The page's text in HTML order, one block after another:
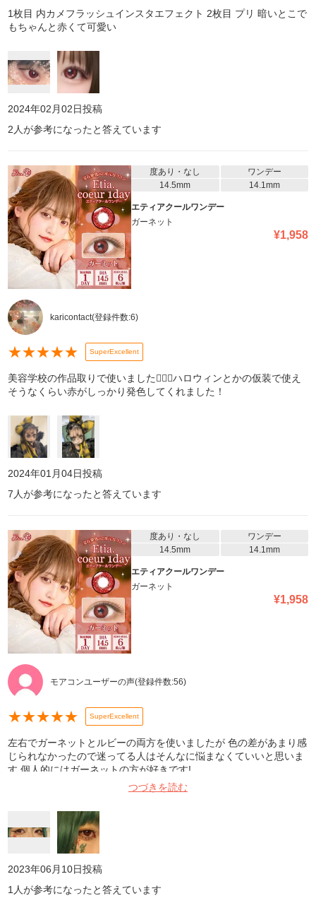
1枚目 内カメフラッシュインスタエフェクト 2枚目 プリ 暗いとこで
もちゃんと赤くて可愛い
2024年02月02日投稿
2 人が参考になったと答えています
度あり・なし
ワンデー
14.5mm
14.1mm
エティアクールワンデー
ガーネット
¥1,958
karicontact(登録件数:6)
★★★★★ SuperExcellent
美容学校の作品取りで使いました🙆🏻‍♀️ハロウィンとかの仮装で使え
そうなくらい赤がしっかり発色してくれました！
2024年01月04日投稿
7 人が参考になったと答えています
度あり・なし
ワンデー
14.5mm
14.1mm
エティアクールワンデー
ガーネット
¥1,958
モアコンユーザーの声(登録件数:56)
★★★★★ SuperExcellent
左右でガーネットとルビーの両方を使いましたが 色の差があまり感
じられなかったので迷ってる人はそんなに悩まなくていいと思いま
す 個人的にはガーネットの方が好きです!
つづきを読む
2023年06月10日投稿
1 人が参考になったと答えています